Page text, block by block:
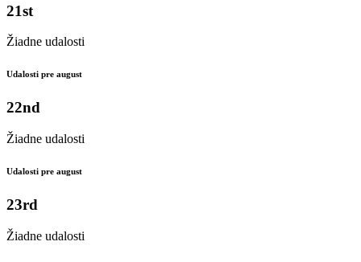
21st
Žiadne udalosti
Udalosti pre august
22nd
Žiadne udalosti
Udalosti pre august
23rd
Žiadne udalosti